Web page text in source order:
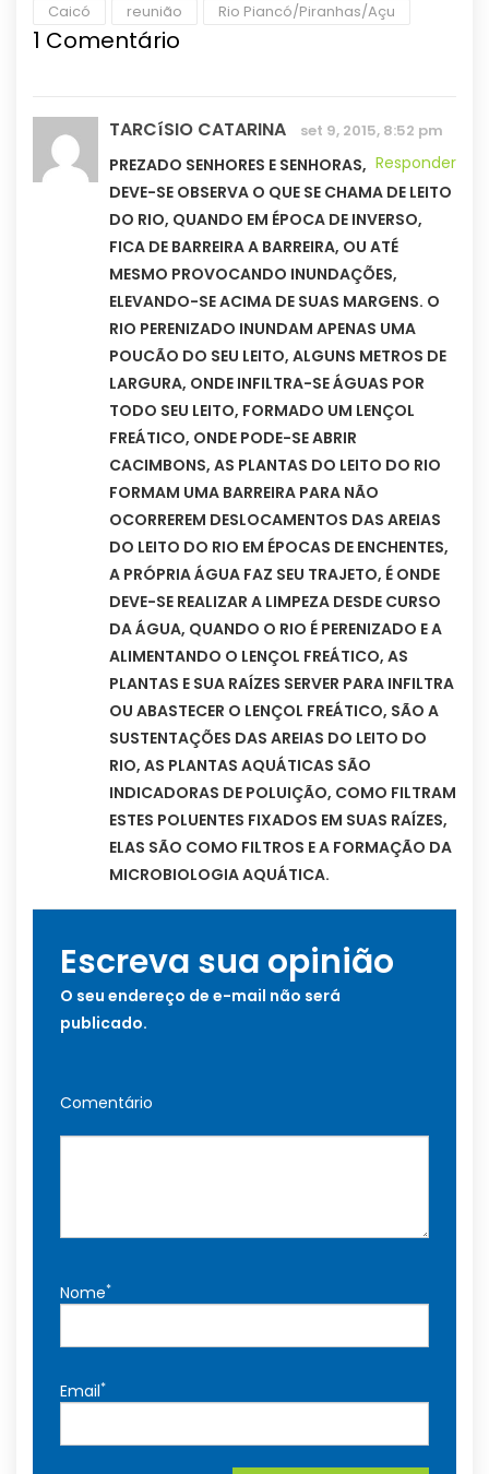
Caicó reunião Rio Piancó/Piranhas/Açu
1 Comentário
TARCíSIO CATARINA set 9, 2015, 8:52 pm
Responder
PREZADO SENHORES E SENHORAS,
DEVE-SE OBSERVA O QUE SE CHAMA DE LEITO
DO RIO, QUANDO EM ÉPOCA DE INVERSO,
FICA DE BARREIRA A BARREIRA, OU ATÉ
MESMO PROVOCANDO INUNDAÇÕES,
ELEVANDO-SE ACIMA DE SUAS MARGENS. O
RIO PERENIZADO INUNDAM APENAS UMA
POUCÃO DO SEU LEITO, ALGUNS METROS DE
LARGURA, ONDE INFILTRA-SE ÁGUAS POR
TODO SEU LEITO, FORMADO UM LENÇOL
FREÁTICO, ONDE PODE-SE ABRIR
CACIMBONS, AS PLANTAS DO LEITO DO RIO
FORMAM UMA BARREIRA PARA NÃO
OCORREREM DESLOCAMENTOS DAS AREIAS
DO LEITO DO RIO EM ÉPOCAS DE ENCHENTES,
A PRÓPRIA ÁGUA FAZ SEU TRAJETO, É ONDE
DEVE-SE REALIZAR A LIMPEZA DESDE CURSO
DA ÁGUA, QUANDO O RIO É PERENIZADO E A
ALIMENTANDO O LENÇOL FREÁTICO, AS
PLANTAS E SUA RAÍZES SERVER PARA INFILTRA
OU ABASTECER O LENÇOL FREÁTICO, SÃO A
SUSTENTAÇÕES DAS AREIAS DO LEITO DO
RIO, AS PLANTAS AQUÁTICAS SÃO
INDICADORAS DE POLUIÇÃO, COMO FILTRAM
ESTES POLUENTES FIXADOS EM SUAS RAÍZES,
ELAS SÃO COMO FILTROS E A FORMAÇÃO DA
MICROBIOLOGIA AQUÁTICA.
Escreva sua opinião
O seu endereço de e-mail não será
publicado.
Comentário
Nome*
Email*